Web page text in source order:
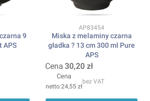
9
APS
Kod produktu
AP83454
Miska z melaminy czarna
gładka ? 13 cm 300 ml Pure
APS
Cena 30,20 zł
Cena
24,55 zł
bez VAT